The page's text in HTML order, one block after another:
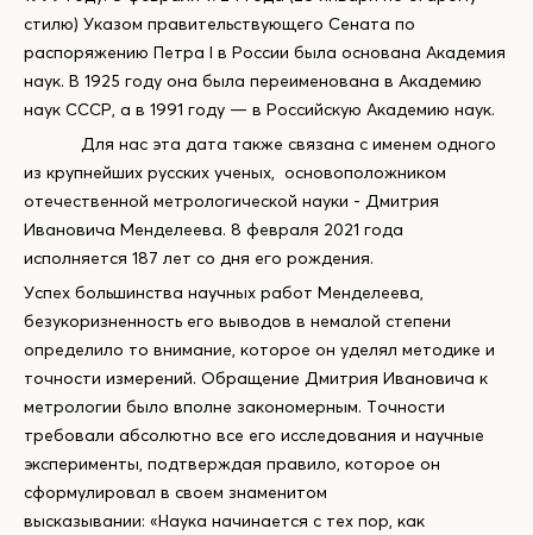
стилю) Указом правительствующего Сената по
распоряжению Петра I в России была основана Академия
наук. В 1925 году она была переименована в Академию
наук СССР, а в 1991 году — в Российскую Академию наук.
Для нас эта дата также связана с именем одного
из крупнейших русских ученых, основоположником
отечественной метрологической науки - Дмитрия
Ивановича Менделеева. 8 февраля 2021 года
исполняется 187 лет со дня его рождения.
Успех большинства научных работ Менделеева,
безукоризненность его выводов в немалой степени
определило то внимание, которое он уделял методике и
точности измерений. Обращение Дмитрия Ивановича к
метрологии было вполне закономерным. Точности
требовали абсолютно все его исследования и научные
эксперименты, подтверждая правило, которое он
сформулировал в своем знаменитом
высказывании: «Наука начинается с тех пор, как